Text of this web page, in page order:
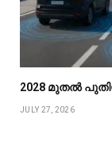
2028 മുതൽ
JULY 27, 2026